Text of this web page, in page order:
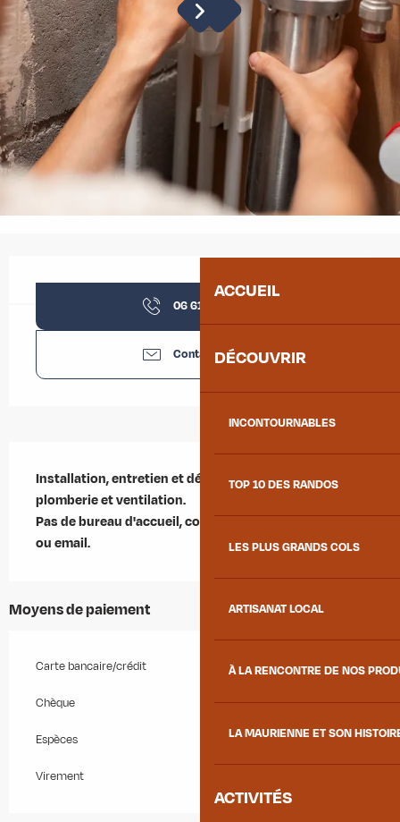
ACCUEIL
DÉCOUVRIR
INCONTOURNABLES
TOP 10 DES RANDOS
LES PLUS GRANDS COLS
ARTISANAT LOCAL
À LA RENCONTRE DE NOS
LA MAURIENNE ET SON
ACTIVITÉS
06 61 58 57
Contactez-nous
Installation, entretien et dépannage pour chauffage,
plomberie et ventilation.
Pas de bureau d'accueil, contactez-moi par téléphone
ou email.
Moyens de paiement
Carte bancaire/crédit
Chèque
Espèces
Virement